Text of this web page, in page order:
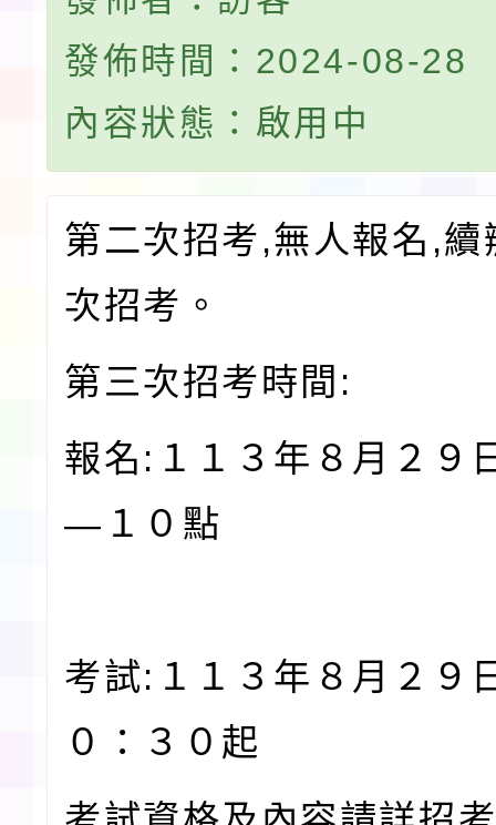
發佈時間：2024-08-28
內容狀態：啟用中
第二次招考,無人報名,續
次招考。
第三次招考時間:
報名:１１３年８月２９
—１０點
考試:１１３年８月２９
０：３０起